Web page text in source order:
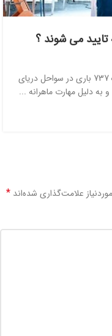
می شوند ؟
در تاریخ 2 ژوئیه امسال ، یک فروند بوئینگ 737 باری در سواحل دریای
به دلیل مهارت ماهرانه ...
علامت‌گذاری شده‌اند *